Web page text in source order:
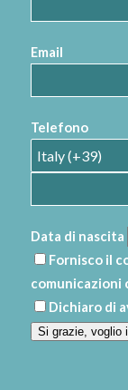
Email
Telefono
Data di nascita
Fornisco il
comunicazioni
Dichiaro di
Si grazie, voglio